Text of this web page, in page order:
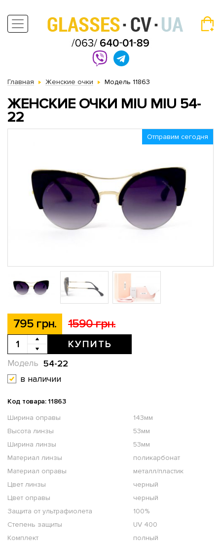
Главная Женские очки Модель 11863
ЖЕНСКИЕ ОЧКИ MIU MIU 54-
22
Отправим сегодня
795 грн. 1590 грн.
КУПИТЬ
54-22
Модель
в наличии
Код товара: 11863
Ширина оправы
143мм
Высота линзы
53мм
Ширина линзы
53мм
Материал линзы
поликарбонат
Материал оправы
металл/пластик
Цвет линзы
черный
Цвет оправы
черный
Защита от ультрафиолета
100%
Степень защиты
UV 400
Комплект
полный